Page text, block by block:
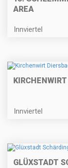
AREA
Innviertel
Innviertel
GLÜXSTADT